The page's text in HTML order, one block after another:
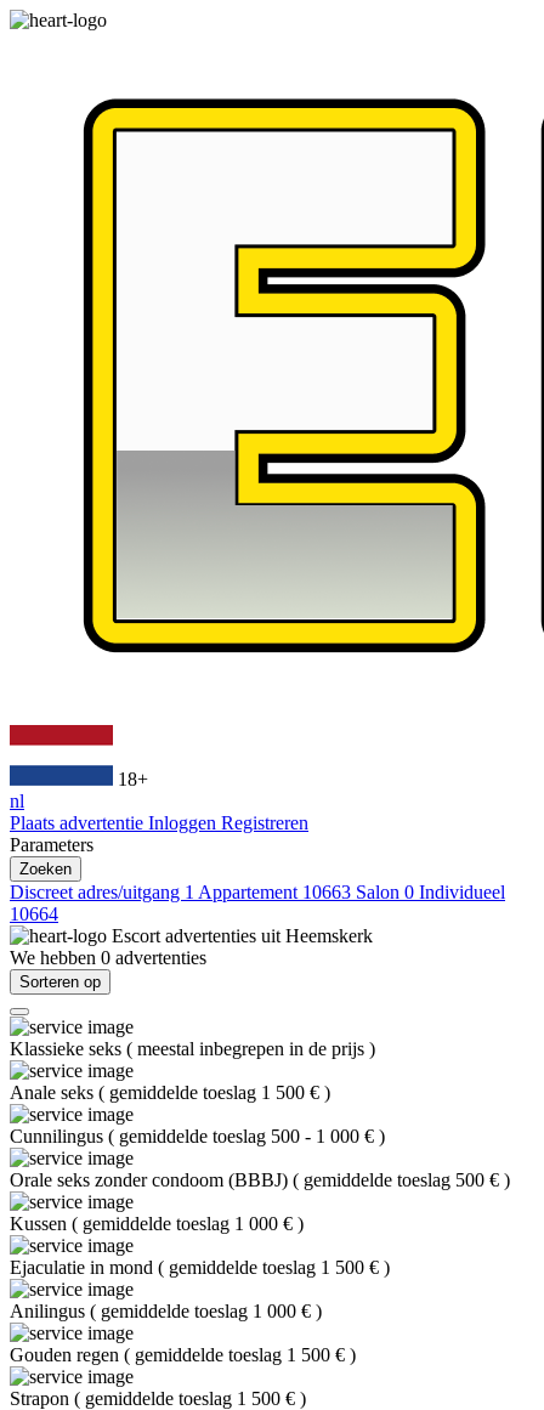
18+
nl
Plaats advertentie Inloggen Registreren
Parameters
Zoeken
Discreet adres/uitgang 1 Appartement 10663 Salon 0 Individueel
10664
Escort advertenties uit Heemskerk
We hebben 0 advertenties
Sorteren op
Klassieke seks ( meestal inbegrepen in de prijs )
Anale seks ( gemiddelde toeslag 1 500 € )
Cunnilingus ( gemiddelde toeslag 500 - 1 000 € )
Orale seks zonder condoom (BBBJ) ( gemiddelde toeslag 500 € )
Kussen ( gemiddelde toeslag 1 000 € )
Ejaculatie in mond ( gemiddelde toeslag 1 500 € )
Anilingus ( gemiddelde toeslag 1 000 € )
Gouden regen ( gemiddelde toeslag 1 500 € )
Strapon ( gemiddelde toeslag 1 500 € )